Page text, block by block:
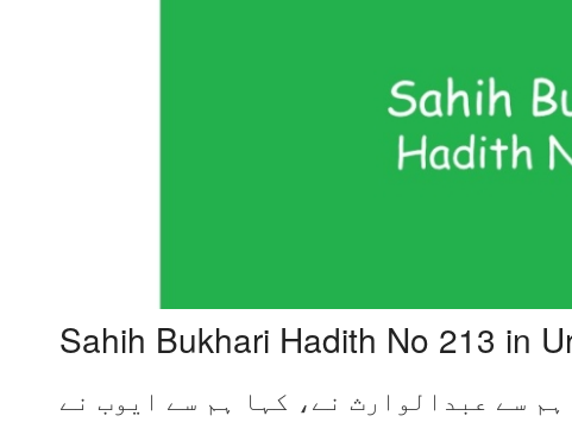
Sahih Bukhari Hadith No 213 in
سے عبدالوارث نے، کہا ہم سے ایوب نے